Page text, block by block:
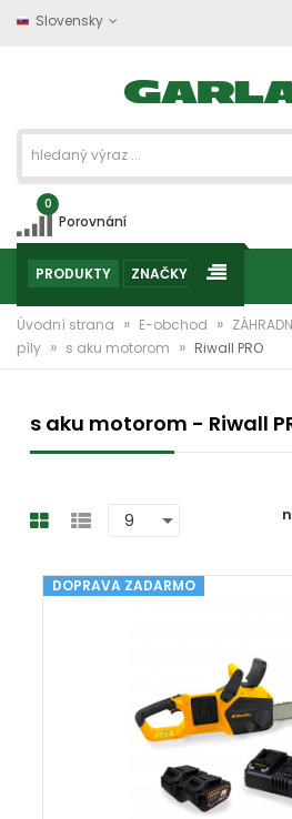
Slovensky
0
Porovnání
PRODUKTY ZNAČKY
Úvodní strana » E-obchod »
píly » s aku motorom » Riwall PRO
s aku motorom - Riwall
DOPRAVA ZADARMO